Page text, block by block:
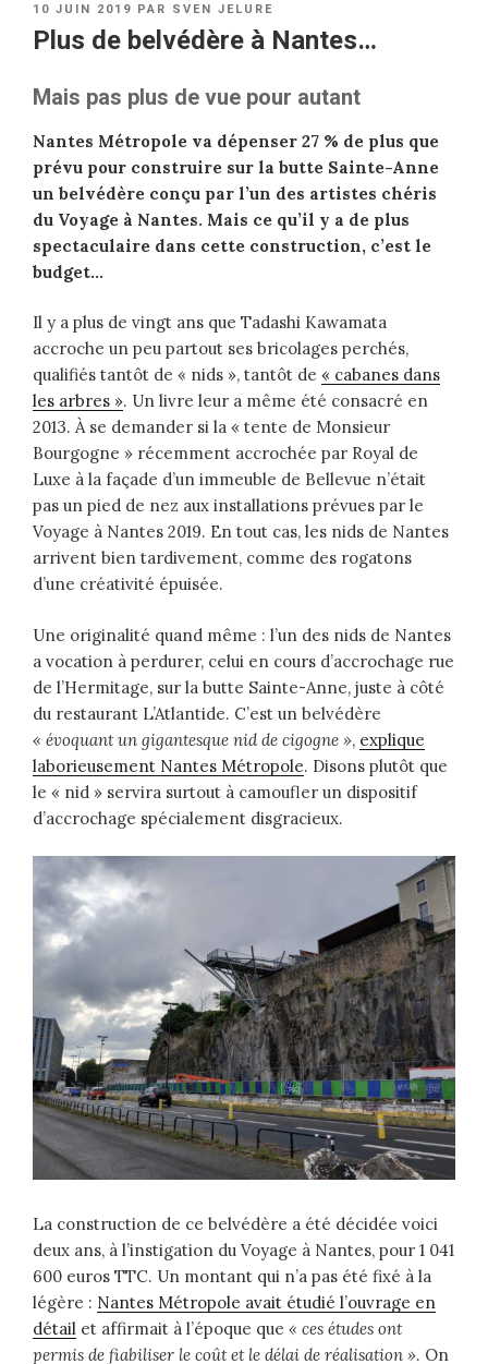
PUBLIÉ
LE
10 JUIN 2019 PAR SVEN JELURE
Plus de belvédère à Nantes…
Mais pas plus de vue pour autant
Nantes Métropole va dépenser 27 % de plus que
prévu pour construire sur la butte Sainte-Anne
un belvédère conçu par l’un des artistes chéris
du Voyage à Nantes. Mais ce qu’il y a de plus
spectaculaire dans cette construction, c’est le
budget…
Il y a plus de vingt ans que Tadashi Kawamata
accroche un peu partout ses bricolages perchés,
qualifiés tantôt de « nids », tantôt de « cabanes dans
les arbres ». Un livre leur a même été consacré en
2013. À se demander si la « tente de Monsieur
Bourgogne » récemment accrochée par Royal de
Luxe à la façade d’un immeuble de Bellevue n’était
pas un pied de nez aux installations prévues par le
Voyage à Nantes 2019. En tout cas, les nids de Nantes
arrivent bien tardivement, comme des rogatons
d’une créativité épuisée.
Une originalité quand même : l’un des nids de Nantes
a vocation à perdurer, celui en cours d’accrochage rue
de l’Hermitage, sur la butte Sainte-Anne, juste à côté
du restaurant L’Atlantide. C’est un belvédère
« évoquant un gigantesque nid de cigogne », explique
laborieusement Nantes Métropole. Disons plutôt que
le « nid » servira surtout à camoufler un dispositif
d’accrochage spécialement disgracieux.
La construction de ce belvédère a été décidée voici
deux ans, à l’instigation du Voyage à Nantes, pour 1 041
600 euros TTC. Un montant qui n’a pas été fixé à la
légère : Nantes Métropole avait étudié l’ouvrage en
détail et affirmait à l’époque que « ces études ont
permis de fiabiliser le coût et le délai de réalisation ». On